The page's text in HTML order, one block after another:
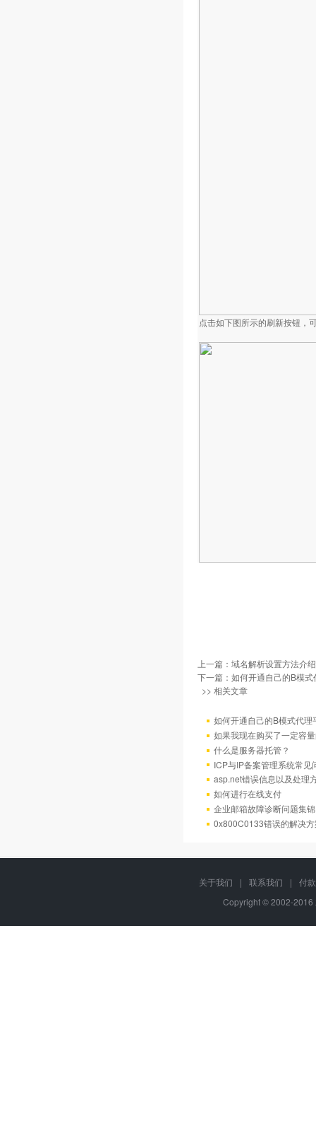
点击如下图所示的刷新按钮，
上一篇： 域名解析设置方法介绍
下一篇： 如何开通自己的B模式
>> 相关文章
如何开通自己的B模式代理
如果我现在购买了一定容
什么是服务器托管？
ICP与IP备案管理系统常见
asp.net错误信息以及处理
如何进行在线支付
企业邮箱故障诊断问题集锦
0x800C0133错误的解决
关于我们 | 联系我们 |
付
Copyright © 2002-